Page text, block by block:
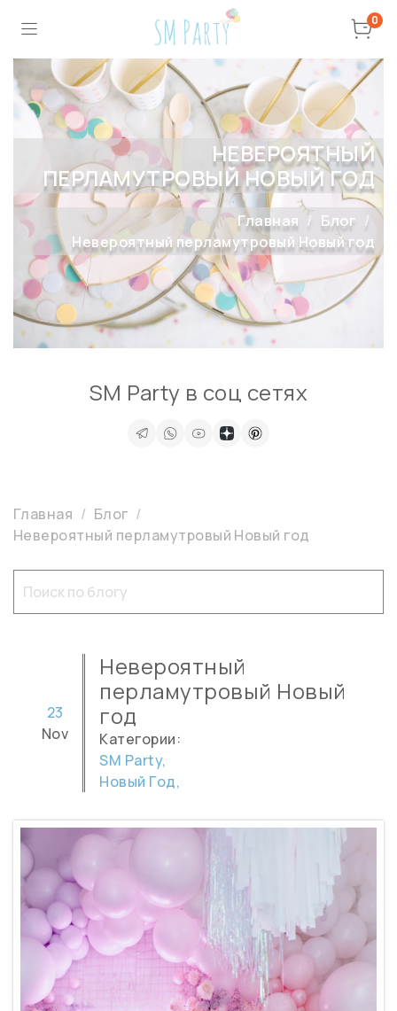
0
НЕВЕРОЯТНЫЙ
ПЕРЛАМУТРОВЫЙ НОВЫЙ ГОД
Главная
Блог
Невероятный перламутровый Новый год
Главная
Блог
Невероятный перламутровый Новый год
Невероятный
перламутровый Новый
год
23
Nov
Категории:
SM Party,
Новый Год,
SM Party в соц сетях